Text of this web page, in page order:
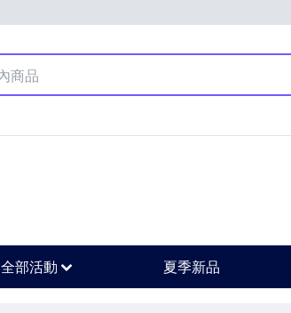
全部活動 夏季新品